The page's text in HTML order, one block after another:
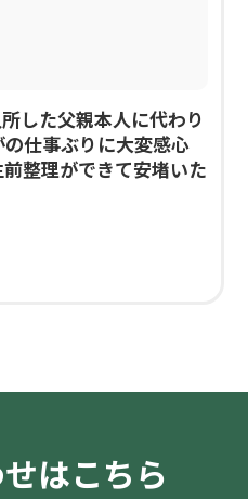
した父親本人に代わり
仕事ぶりに大変感心
整理ができて安堵いた
はこちら